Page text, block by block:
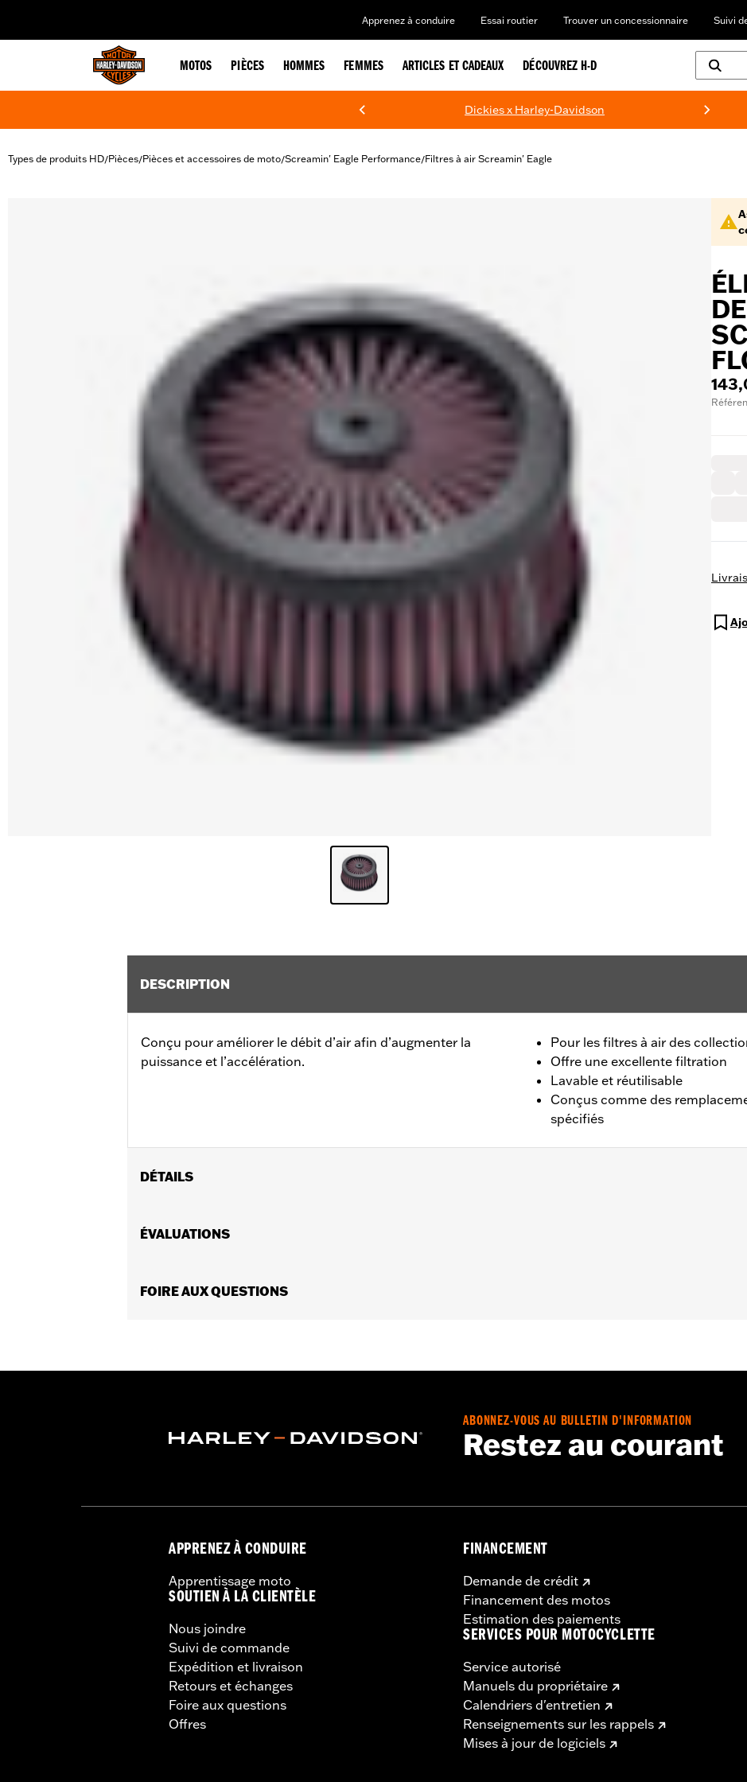
Apprenez à conduire Essai routier Trouver un concessionnaire Suivi
MOTOS PIÈCES HOMMES FEMMES ARTICLES ET CADEAUX DÉCOUVREZ H-D
Dickies x Harley-Davidson
Types de produits HD/Pièces/Pièces et accessoires de moto/Screamin' Eagle Performance/Filtres à air Screamin' Eagle
DESCRIPTION
Conçu pour améliorer le débit d’air afin d’augmenter la
puissance et l’accélération.
Pour les filtres à air des
Offre une excellente filtration
Lavable et réutilisable
Conçus comme des
spécifiés
DÉTAILS
des collections Extreme Billet Chisel et Agitator ou Rail.
GARANTIE:Garantie limitée de 1 an – Accédez à
Produits Screamin’ Eagle® conformes aux normes de 50 États aux USA. Conforme aux normes
ÉVALUATIONS
FOIRE AUX QUESTIONS
ABONNEZ-VOUS AU BULLETIN D'INFORMATION
Restez au courant
APPRENEZ À CONDUIRE
Apprentissage moto
SOUTIEN À LA CLIENTÈLE
Nous joindre
Suivi de commande
Expédition et livraison
Retours et échanges
Foire aux questions
Offres
FINANCEMENT
Demande de crédit
Financement des motos
Estimation des paiements
SERVICES POUR MOTOCYCLETTE
Service autorisé
Manuels du propriétaire
Calendriers d'entretien
Renseignements sur les rappels
Mises à jour de logiciels